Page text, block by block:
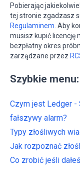
Pobierając
tej stronie zgadzasz
Regulaminem. Aby
musisz kupić licencję
bezpłatny okres
zarządzane przez
Szybkie menu:
Czym jest Ledger -
fałszywy alarm?
Typy złośliwych
Jak rozpoznać
Co zrobić jeśli